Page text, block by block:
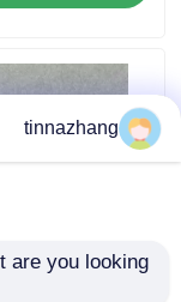
اطلب اقتباس
مطّاط زيت ختم
السيارات
tinnazhang
are you looking